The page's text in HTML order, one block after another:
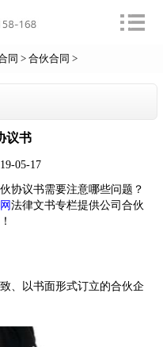
同 > 合伙合同 >
议书
05-17
协议书需要注意哪些问题？
法律文书专栏提供公司合伙
、以书面形式订立的合伙企